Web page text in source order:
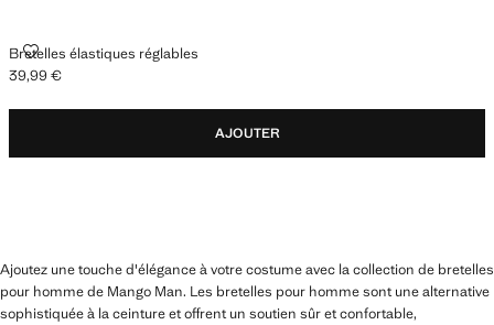
Bretelles élastiques réglables
BRETELLES ÉLASTIQUES RÉGLABLES
Prix actuel [39,99 € ]
39,99 €
AJOUTER
Ajoutez une touche d'élégance à votre costume avec la collection de bretelles
pour homme de Mango Man. Les bretelles pour homme sont une alternative
sophistiquée à la ceinture et offrent un soutien sûr et confortable,